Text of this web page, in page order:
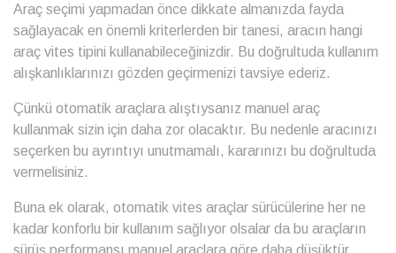
Araç seçimi yapmadan önce dikkate almanızda fayda
sağlayacak en önemli kriterlerden bir tanesi, aracın hangi
araç vites tipini kullanabileceğinizdir. Bu doğrultuda kullanım
alışkanlıklarınızı gözden geçirmenizi tavsiye ederiz.
Çünkü otomatik araçlara alıştıysanız manuel araç
kullanmak sizin için daha zor olacaktır. Bu nedenle aracınızı
seçerken bu ayrıntıyı unutmamalı, kararınızı bu doğrultuda
vermelisiniz.
Buna ek olarak, otomatik vites araçlar sürücülerine her ne
kadar konforlu bir kullanım sağlıyor olsalar da bu araçların
sürüş performansı manuel araçlara göre daha düşüktür.